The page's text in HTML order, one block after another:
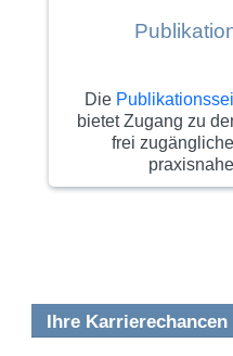
Die
bietet Zugang zu
frei
Ihre